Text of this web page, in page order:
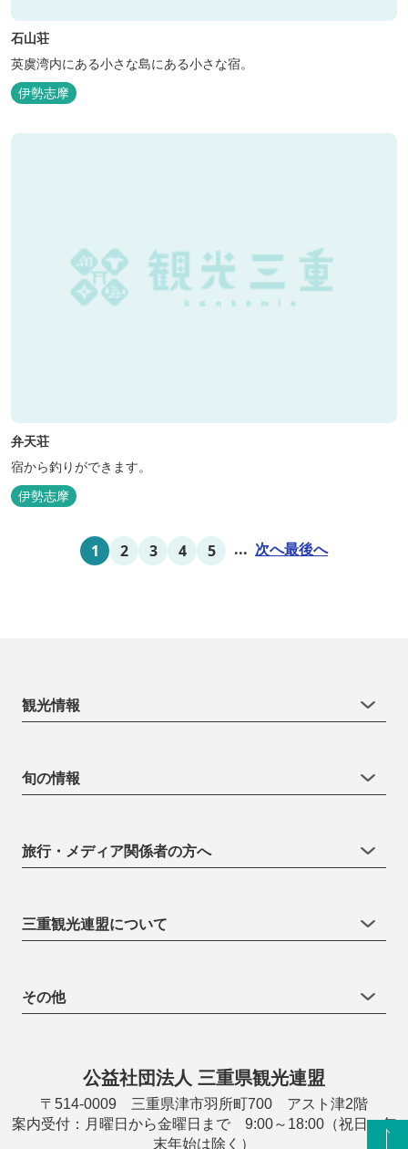
石山荘
英虞湾内にある小さな島にある小さな宿。
伊勢志摩
弁天荘
宿から釣りができます。
伊勢志摩
1 2 3 4 5 ... 次へ最後へ
観光情報
旬の情報
旅行・メディア関係者の方へ
三重観光連盟について
その他
公益社団法人 三重県観光連盟
〒514-0009 三重県津市羽所町700 アスト津2階
案内受付：月曜日から金曜日まで 9:00～18:00（祝日・年
末年始は除く）